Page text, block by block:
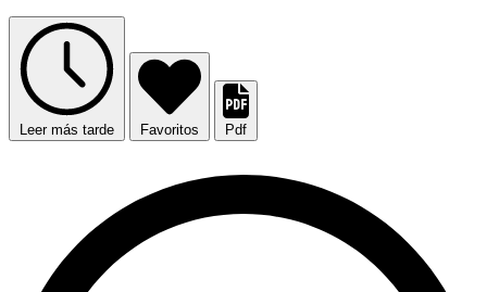
Leer más tarde Favoritos Pdf